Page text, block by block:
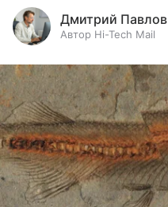
Дмитрий Павлов
Автор Hi-Tech Mail